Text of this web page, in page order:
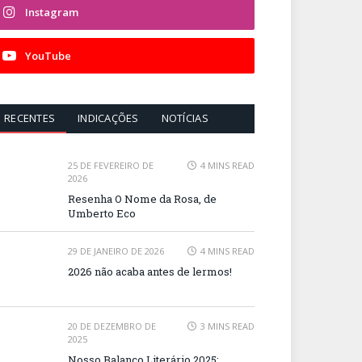
Instagram
YouTube
RECENTES INDICAÇÕES NOTÍCIAS
25 DE FEVEREIRO DE
2026
4 MINS READ
Resenha O Nome da Rosa, de
Umberto Eco
29 DE JANEIRO DE 2026 4 MINS READ
2026 não acaba antes de lermos!
20 DE DEZEMBRO DE
2025
3 MINS READ